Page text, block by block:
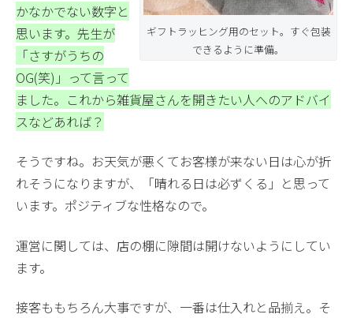
ギフトラッヒング用のセット。すぐ包装
できるように準備。
かなかでない数字と
思います。先生が
「さすがうちの
OG(笑)」って言って
ました。 これから雑貨屋さんを開きたい人へのアドバイ
スなどあれば？
そうですね。お天気が悪くてお客様が来ない日は心が折
れそうになりますが、「晴れる日は必ずくる」と思って
います。ポジティブな性格なので。
運営に関しては、店の棚に隙間は開けないようにしてい
ます。
接客ももちろん大事ですが、一番は仕入れと品揃え。そ